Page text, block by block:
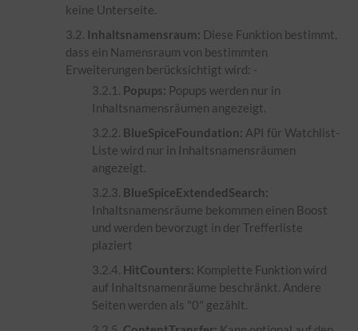
keine Unterseite.
Inhaltsnamensraum: Diese Funktion bestimmt,
dass ein Namensraum von bestimmten
Erweiterungen berücksichtigt wird: -
Popups: Popups werden nur in
Inhaltsnamensräumen angezeigt.
BlueSpiceFoundation: API für Watchlist-
Liste wird nur in Inhaltsnamensräumen
angezeigt.
BlueSpiceExtendedSearch:
Inhaltsnamensräume bekommen einen Boost
und werden bevorzugt in der Trefferliste
plaziert
HitCounters: Komplette Funktion wird
auf Inhaltsnamenräume beschränkt. Andere
Seiten werden als "0" gezählt.